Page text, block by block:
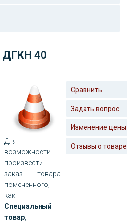
ДГКН 40
Для
возможности
произвести
заказ товара
помеченного,
как
Специальный
товар
Сравнить
Задать вопрос
Изменение цены
Отзывы о товаре